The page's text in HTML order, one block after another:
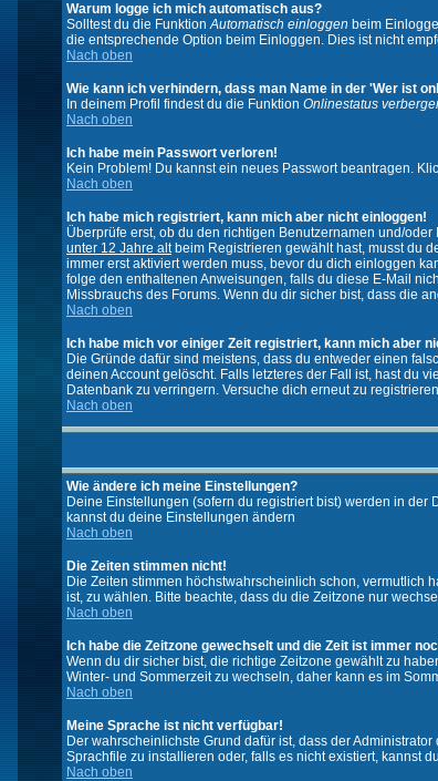
Warum logge ich mich automatisch aus?
Solltest du die FunktionAutomatisch einloggen beim
die entsprechende Option beim Einloggen. Dies ist nicht
Nach oben
Wie kann ich verhindern, dass man Name in der 'Wer ist
In deinem Profil findest du die Funktion Onlinestatus
Nach oben
Ich habe mein Passwort verloren!
Kein Problem! Du kannst ein neues Passwort beantragen.
Nach oben
Ich habe mich registriert, kann mich aber nicht einloggen!
Überprüfe erst, ob du den richtigen Benutzernamen und/
unter 12 Jahre altbeim Registrieren gewählt hast, musst du
immer erst aktiviert werden muss, bevor du dich einloggen
folge den enthaltenen Anweisungen, falls du diese E-Mail
Missbrauchs des Forums. Wenn du dir sicher bist, dass die
Nach oben
Ich habe mich vor einiger Zeit registriert, kann mich aber
Die Gründe dafür sind meistens, dass du entweder einen
deinen Account gelöscht. Falls letzteres der Fall ist, hast du
Datenbank zu verringern. Versuche dich erneut zu
Nach oben
Wie ändere ich meine Einstellungen?
Deine Einstellungen (sofern du registriert bist) werden in der
kannst du deine Einstellungen ändern
Nach oben
Die Zeiten stimmen nicht!
Die Zeiten stimmen höchstwahrscheinlich schon, vermutlich
ist, zu wählen. Bitte beachte, dass du die Zeitzone nur
Nach oben
Ich habe die Zeitzone gewechselt und die Zeit ist immer
Wenn du dir sicher bist, die richtige Zeitzone gewählt zu
Winter- und Sommerzeit zu wechseln, daher kann es im
Nach oben
Meine Sprache ist nicht verfügbar!
Der wahrscheinlichste Grund dafür ist, dass der
Sprachfile zu installieren oder, falls es nicht existiert, kannst
Nach oben